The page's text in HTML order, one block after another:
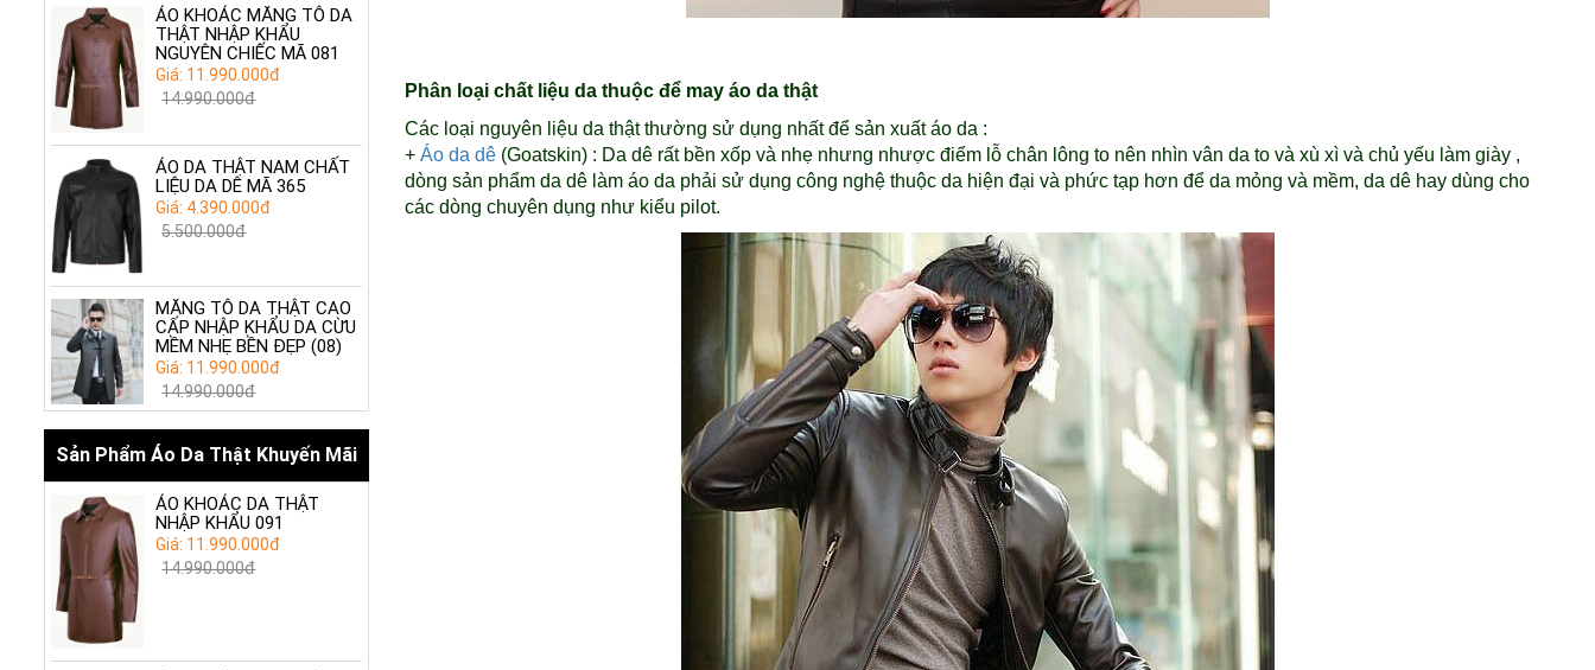
ÁO KHOÁC MĂNG TÔ DA
THẬT NHẬP KHẨU
NGUYÊN CHIẾC MÃ 081
Giá: 11.990.000đ
14.990.000đ
ÁO DA THẬT NAM CHẤT
LIỆU DA DÊ MÃ 365
Giá: 4.390.000đ
5.500.000đ
MĂNG TÔ DA THẬT CAO
CẤP NHẬP KHẨU DA CỪU
MỀM NHẸ BỀN ĐẸP (08)
Giá: 11.990.000đ
14.990.000đ
Sản Phẩm Áo Da Thật Khuyến Mãi
ÁO KHOÁC DA THẬT
NHẬP KHẨU 091
Giá: 11.990.000đ
14.990.000đ
Phân loại chất liệu da thuộc để may áo da thật
Các loại nguyên liệu da thật thường sử dụng nhất để sản xuất áo da :
+ Áo da dê(Goatskin) : Da dê rất bền xốp và nhẹ nhưng nhược điểm lỗ chân lông to nên nhìn vân da to và xù xì và chủ yếu làm giày ,
dòng sản phẩm da dê làm áo da phải sử dụng công nghệ thuộc da hiện đại và phức tạp hơn để da mỏng và mềm, da dê hay dùng cho
các dòng chuyên dụng như kiểu pilot.